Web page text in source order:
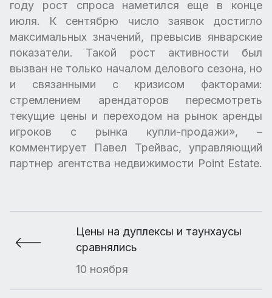
году рост спроса наметился еще в конце
июля. К сентябрю число заявок достигло
максимальных значений, превысив январские
показатели. Такой рост активности был
вызван не только началом делового сезона, но
и связанными с кризисом факторами:
стремлением арендаторов пересмотреть
текущие цены и переходом на рынок аренды
игроков с рынка купли-продажи», –
комментирует Павел Трейвас, управляющий
партнер агентства недвижимости Point Estate.
Цены на дуплексы и таунхаусы
сравнялись
10 ноября